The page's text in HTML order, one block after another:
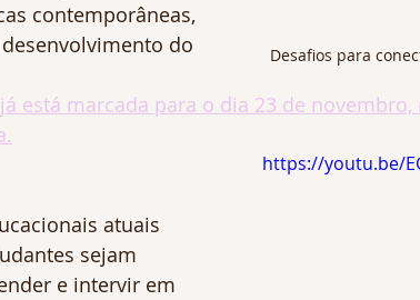
Desafios para
contemporâneas,
do
está marcada para o dia 23 de novembro,
https://youtu.be/
atuais
sejam
e intervir em